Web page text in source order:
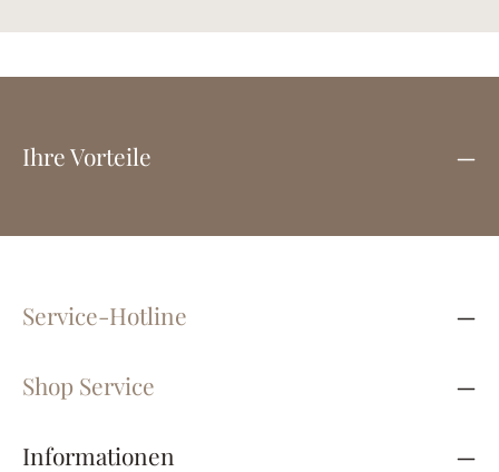
Ihre Vorteile
Service-Hotline
Shop Service
Informationen